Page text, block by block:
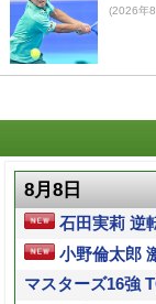
(2026年
8月8日
石田実莉 逆
小野倫太郎
マスターズ16強